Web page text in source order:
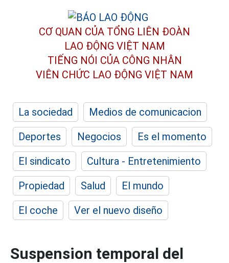
CƠ QUAN CỦA TỔNG LIÊN ĐOÀN
LAO ĐỘNG VIỆT NAM
TIẾNG NÓI CỦA CÔNG NHÂN
VIÊN CHỨC LAO ĐỘNG VIỆT NAM
La sociedad
Medios de comunicacion
Deportes
Negocios
Es el momento
El sindicato
Cultura - Entretenimiento
Propiedad
Salud
El mundo
El coche
Ver el nuevo diseño
Suspension temporal del